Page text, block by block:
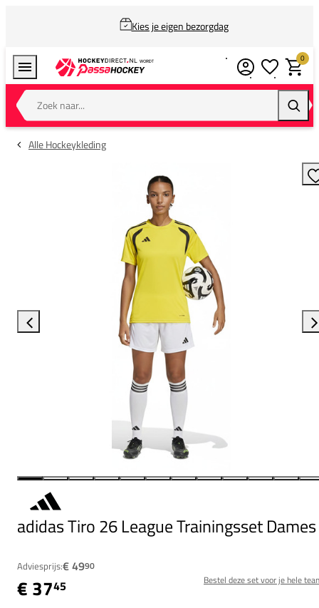
Kies je eigen bezorgdag
Zoek naar...
0
Alle Hockeykleding
adidas Tiro 26 League Trainingsset Dames
Adviesprijs:€ 4990
€ 3745 Bestel deze set voor je hele